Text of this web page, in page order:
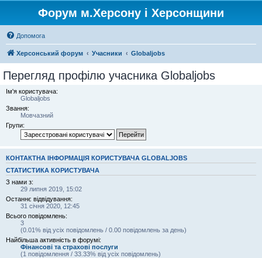
Форум м.Херсону і Херсонщини
Допомога
Херсонський форум Учасники Globaljobs
Перегляд профілю учасника Globaljobs
Ім'я користувача:
Globaljobs
Звання:
Мовчазний
Групи:
КОНТАКТНА ІНФОРМАЦІЯ КОРИСТУВАЧА GLOBALJOBS
СТАТИСТИКА КОРИСТУВАЧА
З нами з:
29 липня 2019, 15:02
Останнє відвідування:
31 січня 2020, 12:45
Всього повідомлень:
3
(0.01% від усіх повідомлень / 0.00 повідомлень за день)
Найбільша активність в форумі:
Фінансові та страхові послуги
(1 повідомлення / 33.33% від усіх повідомлень)